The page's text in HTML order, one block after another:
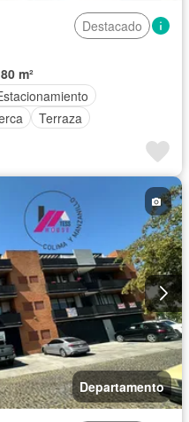
Destacado
80 m²
Terraza
Departamento